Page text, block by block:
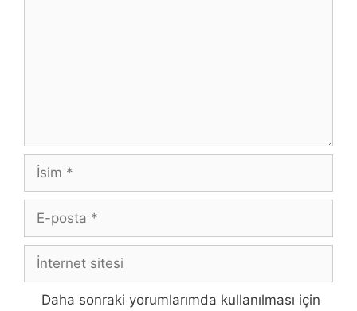
İsim
posta
İnternet
Daha sonraki yorumlarımda kullanılması için